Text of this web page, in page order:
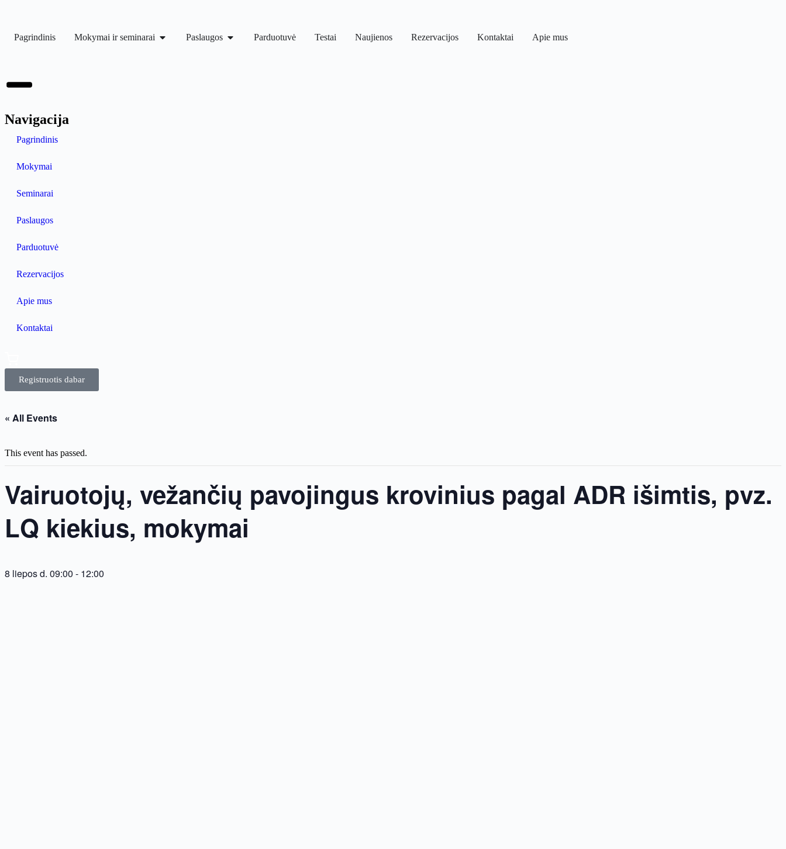
Pagrindinis Mokymai ir seminarai Paslaugos Parduotuvė Testai Naujienos Rezervacijos Kontaktai Apie mus
Navigacija
Pagrindinis
Mokymai
Seminarai
Paslaugos
Parduotuvė
Rezervacijos
Apie mus
Kontaktai
Registruotis dabar
« All Events
This event has passed.
Vairuotojų, vežančių pavojingus krovinius pagal ADR išimtis, pvz.
LQ kiekius, mokymai
8 liepos d. 09:00 - 12:00